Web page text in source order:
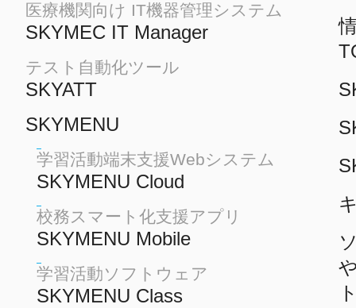
医療機関向け IT機器管理システム
SKYMEC IT Manager
テスト自動化ツール
SKYATT
SKYMENU
学習活動端末支援Webシステム
SKYMENU Cloud
校務スマート化支援アプリ
SKYMENU Mobile
学習活動ソフトウェア
SKYMENU Class